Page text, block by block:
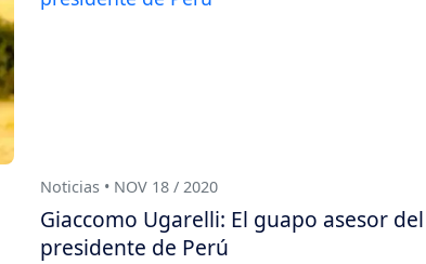
Noticias • NOV 18 / 2020
Giaccomo Ugarelli: El guapo asesor del
presidente de Perú